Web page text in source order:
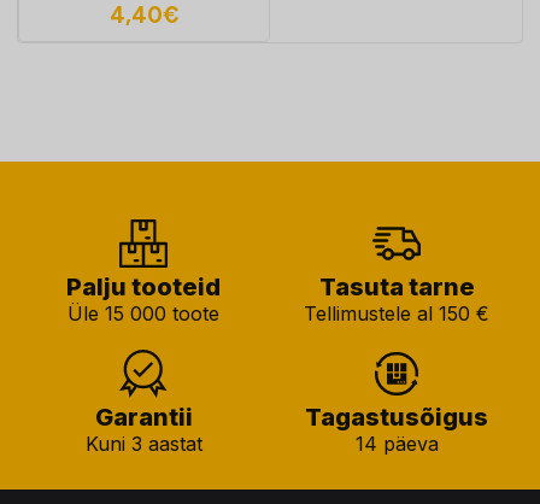
4,40€
Palju tooteid
Üle 15 000 toote
Tasuta tarne
Tellimustele al 150 €
Garantii
Kuni 3 aastat
Tagastusõigus
14 päeva